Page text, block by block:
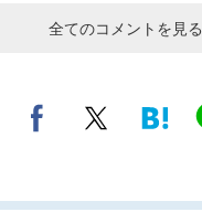
全てのコメントを見る